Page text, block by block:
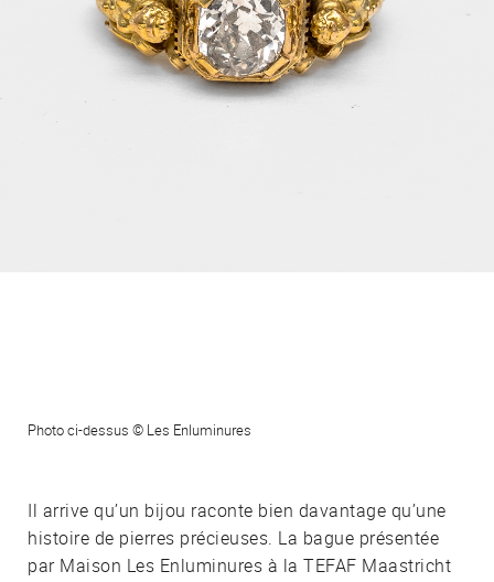
Photo ci-dessus © Les Enluminures
Il arrive qu’un bijou raconte bien davantage qu’une
histoire de pierres précieuses. La bague présentée
par Maison Les Enluminures à la TEFAF Maastricht